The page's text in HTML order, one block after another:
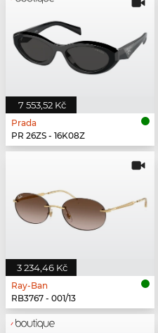
7 553,52 Kč
Prada
PR 26ZS - 16K08Z
3 234,46 Kč
Ray-Ban
RB3767 - 001/13